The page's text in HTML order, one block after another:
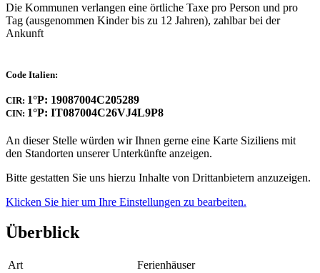
Die Kommunen verlangen eine örtliche Taxe pro Person und pro
Tag (ausgenommen Kinder bis zu 12 Jahren), zahlbar bei der
Ankunft
Code Italien:
CIR: 1°P: 19087004C205289
CIN: 1°P: IT087004C26VJ4L9P8
An dieser Stelle würden wir Ihnen gerne eine Karte Siziliens mit
den Standorten unserer Unterkünfte anzeigen.
Bitte gestatten Sie uns hierzu Inhalte von Drittanbietern anzuzeigen.
Klicken Sie hier um Ihre Einstellungen zu bearbeiten.
Überblick
Art
Ferienhäuser